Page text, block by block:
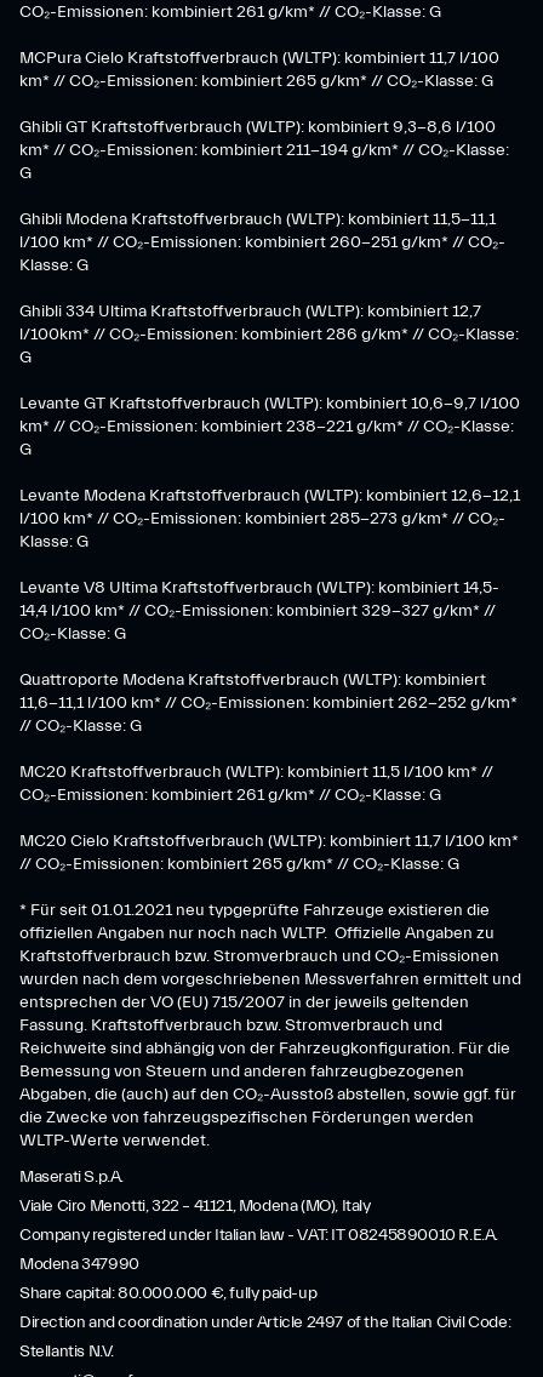
CO₂-Emissionen: kombiniert 261 g/km* // CO₂-Klasse: G
MCPura Cielo Kraftstoffverbrauch (WLTP): kombiniert 11,7 l/100
km* // CO₂-Emissionen: kombiniert 265 g/km* // CO₂-Klasse: G
Ghibli GT Kraftstoffverbrauch (WLTP): kombiniert 9,3-8,6 l/100
km* // CO₂-Emissionen: kombiniert 211-194 g/km* // CO₂-Klasse:
G
Ghibli Modena Kraftstoffverbrauch (WLTP): kombiniert 11,5-11,1
l/100 km* // CO₂-Emissionen: kombiniert 260-251 g/km*​ // CO₂-
Klasse: G​
Ghibli 334 Ultima Kraftstoffverbrauch (WLTP): kombiniert 12,7
l/100km* // CO₂-Emissionen: kombiniert 286 g/km* // CO₂-Klasse:
G
Levante GT Kraftstoffverbrauch (WLTP): kombiniert 10,6-9,7 l/100
km* // CO₂-Emissionen: kombiniert 238-221 g/km* ​// CO₂-Klasse:
G​
Levante Modena Kraftstoffverbrauch (WLTP): kombiniert 12,6-12,1
l/100 km* // CO₂-Emissionen: kombiniert 285-273 g/km*​ // CO₂-
Klasse: G
​Levante V8 Ultima Kraftstoffverbrauch (WLTP): kombiniert 14,5-
14,4 l/100 km* // CO₂-Emissionen: kombiniert 329-327 g/km* //
CO₂-Klasse: G
Quattroporte Modena Kraftstoffverbrauch (WLTP): kombiniert
11,6-11,1 l/100 km* // CO₂-Emissionen: kombiniert 262-252 g/km*
// CO₂-Klasse: G
MC20 Kraftstoffverbrauch (WLTP): kombiniert 11,5 l/100 km* //
CO₂-Emissionen: kombiniert 261 g/km* // CO₂-Klasse: G
MC20 Cielo Kraftstoffverbrauch (WLTP): kombiniert 11,7 l/100 km*
// CO₂-Emissionen: kombiniert 265 g/km* // CO₂-Klasse: G
* Für seit 01.01.2021 neu typgeprüfte Fahrzeuge existieren die
offiziellen Angaben nur noch nach WLTP. Offizielle Angaben zu
Kraftstoffverbrauch bzw. Stromverbrauch und CO₂-Emissionen
wurden nach dem vorgeschriebenen Messverfahren ermittelt und
entsprechen der VO (EU) 715/2007 in der jeweils geltenden
Fassung. Kraftstoffverbrauch bzw. Stromverbrauch und
Reichweite sind abhängig von der Fahrzeugkonfiguration. Für die
Bemessung von Steuern und anderen fahrzeugbezogenen
Abgaben, die (auch) auf den CO₂-Ausstoß abstellen, sowie ggf. für
die Zwecke von fahrzeugspezifischen Förderungen werden
WLTP-Werte verwendet.
Maserati S.p.A.
Viale Ciro Menotti, 322 – 41121, Modena (MO), Italy
Company registered under Italian law - VAT: IT 08245890010 R.E.A.
Modena 347990
Share capital: 80.000.000 €, fully paid-up
Direction and coordination under Article 2497 of the Italian Civil Code:
Stellantis N.V.